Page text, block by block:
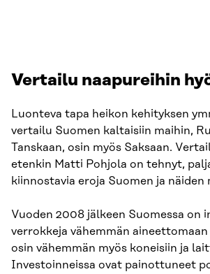
Vertailu naapureihin
Luonteva tapa heikon kehityksen
vertailu Suomen kaltaisiin maihin,
Tanskaan, osin myös Saksaan.
etenkin Matti Pohjola on tehnyt,
kiinnostavia eroja Suomen ja näiden
Vuoden 2008 jälkeen Suomessa on
verrokkeja vähemmän aineettomaan
osin vähemmän myös koneisiin ja
Investoinneissa ovat painottuneet